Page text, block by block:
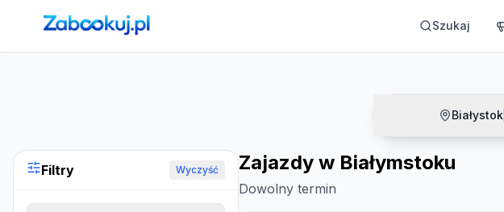
Strona główna ›Noclegi Szukaj
Białystok
Filtry Wyczyść Zajazdy w Białymstoku
Dowolny termin